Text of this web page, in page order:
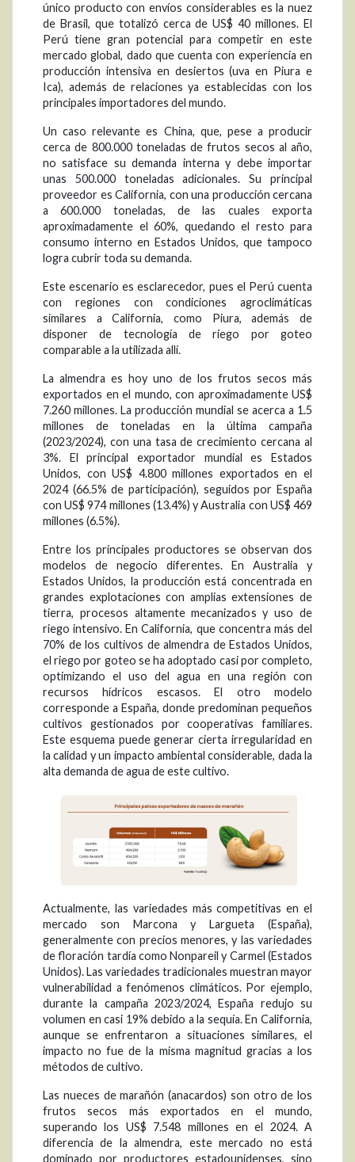
único producto con envíos considerables es la nuez
de Brasil, que totalizó cerca de US$ 40 millones. El
Perú tiene gran potencial para competir en este
mercado global, dado que cuenta con experiencia en
producción intensiva en desiertos (uva en Piura e
Ica), además de relaciones ya establecidas con los
principales importadores del mundo.
Un caso relevante es China, que, pese a producir
cerca de 800.000 toneladas de frutos secos al año,
no satisface su demanda interna y debe importar
unas 500.000 toneladas adicionales. Su principal
proveedor es California, con una producción cercana
a 600.000 toneladas, de las cuales exporta
aproximadamente el 60%, quedando el resto para
consumo interno en Estados Unidos, que tampoco
logra cubrir toda su demanda.
Este escenario es esclarecedor, pues el Perú cuenta
con regiones con condiciones agroclimáticas
similares a California, como Piura, además de
disponer de tecnología de riego por goteo
comparable a la utilizada allí.
La almendra es hoy uno de los frutos secos más
exportados en el mundo, con aproximadamente US$
7.260 millones. La producción mundial se acerca a 1.5
millones de toneladas en la última campaña
(2023/2024), con una tasa de crecimiento cercana al
3%. El principal exportador mundial es Estados
Unidos, con US$ 4.800 millones exportados en el
2024 (66.5% de participación), seguidos por España
con US$ 974 millones (13.4%) y Australia con US$ 469
millones (6.5%).
Entre los principales productores se observan dos
modelos de negocio diferentes. En Australia y
Estados Unidos, la producción está concentrada en
grandes explotaciones con amplias extensiones de
tierra, procesos altamente mecanizados y uso de
riego intensivo. En California, que concentra más del
70% de los cultivos de almendra de Estados Unidos,
el riego por goteo se ha adoptado casi por completo,
optimizando el uso del agua en una región con
recursos hídricos escasos. El otro modelo
corresponde a España, donde predominan pequeños
cultivos gestionados por cooperativas familiares.
Este esquema puede generar cierta irregularidad en
la calidad y un impacto ambiental considerable, dada la
alta demanda de agua de este cultivo.
Actualmente, las variedades más competitivas en el
mercado son Marcona y Largueta (España),
generalmente con precios menores, y las variedades
de floración tardía como Nonpareil y Carmel (Estados
Unidos). Las variedades tradicionales muestran mayor
vulnerabilidad a fenómenos climáticos. Por ejemplo,
durante la campaña 2023/2024, España redujo su
volumen en casi 19% debido a la sequía. En California,
aunque se enfrentaron a situaciones similares, el
impacto no fue de la misma magnitud gracias a los
métodos de cultivo.
Las nueces de marañón (anacardos) son otro de los
frutos secos más exportados en el mundo,
superando los US$ 7.548 millones en el 2024. A
diferencia de la almendra, este mercado no está
dominado por productores estadounidenses, sino